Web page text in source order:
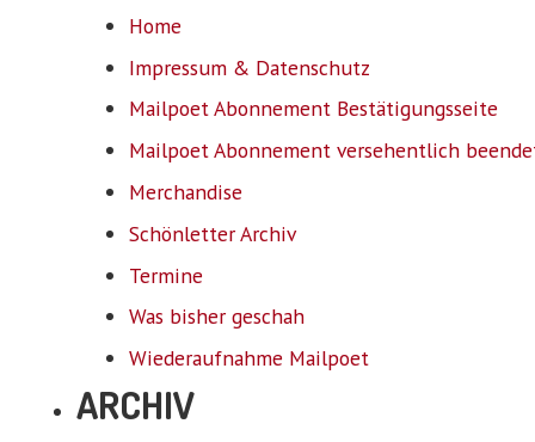
Home
Impressum & Datenschutz
Mailpoet Abonnement Bestätigungsseite
Mailpoet Abonnement versehentlich
Merchandise
Schönletter Archiv
Termine
Was bisher geschah
Wiederaufnahme Mailpoet
ARCHIV